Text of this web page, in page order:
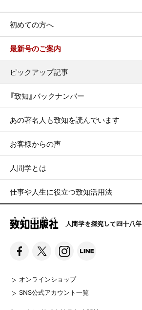
初めての方へ
最新号のご案内
ピックアップ記事
『致知』バックナンバー
あの著名人も致知を読んでいます
お客様からの声
人間学とは
仕事や人生に役立つ致知活用法
人間学を探究して四十八年
オンラインショップ
SNS公式アカウント一覧